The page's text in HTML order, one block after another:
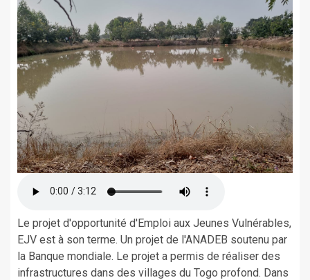
Le projet d'opportunité d'Emploi aux Jeunes Vulnérables,
EJV est à son terme. Un projet de l'ANADEB soutenu par
la Banque mondiale. Le projet a permis de réaliser des
infrastructures dans des villages du Togo profond. Dans